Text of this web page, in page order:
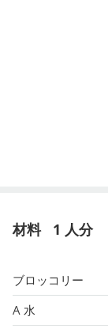
材料 1 人分
ブロッコリー
A 水